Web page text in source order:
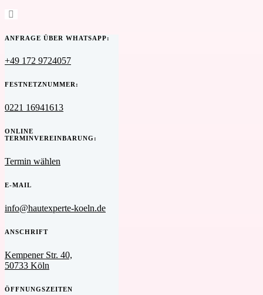
ANFRAGE ÜBER WHATSAPP:
+49 172 9724057
FESTNETZNUMMER:
0221 16941613
ONLINE
TERMINVEREINBARUNG:
Termin wählen
E-MAIL
info@hautexperte-koeln.de
ANSCHRIFT
Kempener Str. 40,
50733 Köln
ÖFFNUNGSZEITEN